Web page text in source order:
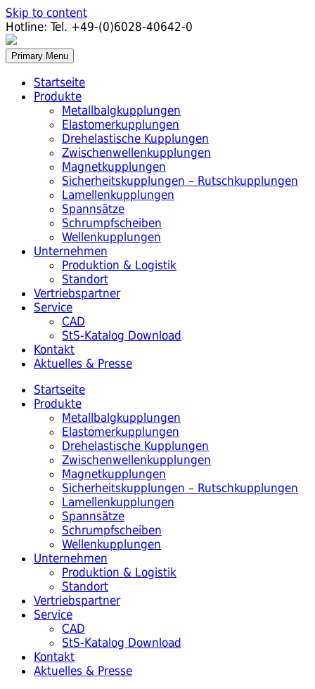
Skip to content
Hotline: Tel. +49-(0)6028-40642-0
Primary Menu
Startseite
Produkte
Metallbalgkupplungen
Elastomerkupplungen
Drehelastische Kupplungen
Zwischenwellenkupplungen
Magnetkupplungen
Sicherheitskupplungen – Rutschkupplungen
Lamellenkupplungen
Spannsätze
Schrumpfscheiben
Wellenkupplungen
Unternehmen
Produktion & Logistik
Standort
Vertriebspartner
Service
CAD
StS-Katalog Download
Kontakt
Aktuelles & Presse
Startseite
Produkte
Metallbalgkupplungen
Elastomerkupplungen
Drehelastische Kupplungen
Zwischenwellenkupplungen
Magnetkupplungen
Sicherheitskupplungen – Rutschkupplungen
Lamellenkupplungen
Spannsätze
Schrumpfscheiben
Wellenkupplungen
Unternehmen
Produktion & Logistik
Standort
Vertriebspartner
Service
CAD
StS-Katalog Download
Kontakt
Aktuelles & Presse